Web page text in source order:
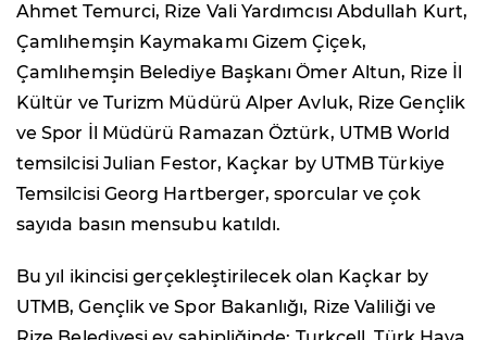
Ahmet Temurci, Rize Vali Yardımcısı Abdullah Kurt,
Çamlıhemşin Kaymakamı Gizem Çiçek,
Çamlıhemşin Belediye Başkanı Ömer Altun, Rize İl
Kültür ve Turizm Müdürü Alper Avluk, Rize Gençlik
ve Spor İl Müdürü Ramazan Öztürk, UTMB World
temsilcisi Julian Festor, Kaçkar by UTMB Türkiye
Temsilcisi Georg Hartberger, sporcular ve çok
sayıda basın mensubu katıldı.
Bu yıl ikincisi gerçekleştirilecek olan Kaçkar by
UTMB, Gençlik ve Spor Bakanlığı, Rize Valiliği ve